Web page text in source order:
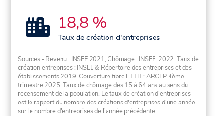
18,8 %
Taux de création d'entreprises
Sources - Revenu : INSEE 2021, Chômage : INSEE, 2022. Taux de
création entreprises : INSEE & Répertoire des entreprises et des
établissements 2019. Couverture fibre FTTH : ARCEP 4ème
trimestre 2025. Taux de chômage des 15 à 64 ans au sens du
recensement de la population. Le taux de création d'entreprises
est le rapport du nombre des créations d'entreprises d'une année
sur le nombre d'entreprises de l'année précédente.